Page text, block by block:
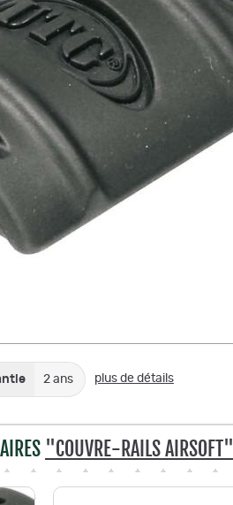
2 ans plus de détails
"COUVRE-RAILS AIRSOFT"